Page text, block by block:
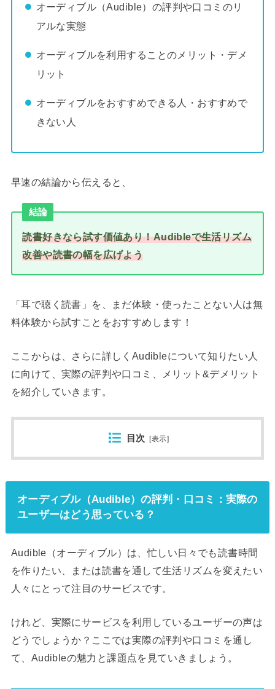
オーディブル（Audible）の評判や口コミのリ
アルな実態
オーディブルを利用することのメリット・デメ
リット
オーディブルをおすすめできる人・おすすめで
きない人
早速の結論から伝えると、
結論
読書好きなら試す価値あり！Audibleで生活リズム
改善や読書の幅を広げよう
「耳で聴く読書」を、まだ体験・使ったことない人は無
料体験から試すことをおすすめします！
ここからは、さらに詳しくAudibleについて知りたい人
に向けて、実際の評判や口コミ、メリット&デメリット
を紹介していきます。
目次 [表示]
オーディブル（Audible）の評判・口コミ：実際の
ユーザーはどう思っている？
Audible（オーディブル）は、忙しい日々でも読書時間
を作りたい、または読書を通して生活リズムを変えたい
人々にとって注目のサービスです。
けれど、実際にサービスを利用しているユーザーの声は
どうでしょうか？ここでは実際の評判や口コミを通し
て、Audibleの魅力と課題点を見ていきましょう。